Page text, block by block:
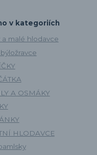
v kategoriích
a malé hlodavce
A OSMÁKY
HLODAVCE